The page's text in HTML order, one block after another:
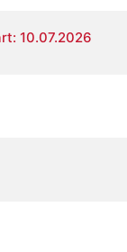
10.07.2026